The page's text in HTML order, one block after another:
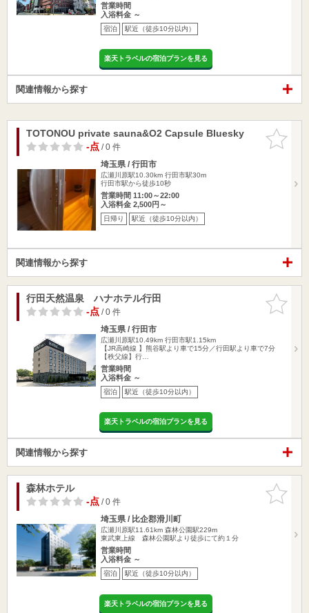
営業時間
入浴料金 ～
宿泊 駅近（徒歩10分以内）
楽天トラベルの宿泊プランを見る
関連情報から探す
お気に入
りに追加
TOTONOU private sauna&O2 Capsule Bluesky
-点/ 0 件
埼玉県 / 行田市
広瀬川原駅10.30km 行田市駅30m
行田市駅から徒歩10秒
営業時間 11:00～22:00
入浴料金 2,500円～
日帰り 駅近（徒歩10分以内）
関連情報から探す
お気に入
りに追加
行田天然温泉 ハナホテル行田
-点/ 0 件
埼玉県 / 行田市
広瀬川原駅10.49km 行田市駅1.15km
【JR高崎線 】熊谷駅より車で15分／行田駅より車で7分
【秩父線】行…
営業時間
入浴料金 ～
宿泊 駅近（徒歩10分以内）
楽天トラベルの宿泊プランを見る
関連情報から探す
お気に入
りに追加
森林ホテル
-点/ 0 件
埼玉県 / 比企郡滑川町
広瀬川原駅11.61km 森林公園駅229m
東武東上線 森林公園駅より徒歩にて約１分
営業時間
入浴料金 ～
宿泊 駅近（徒歩10分以内）
楽天トラベルの宿泊プランを見る